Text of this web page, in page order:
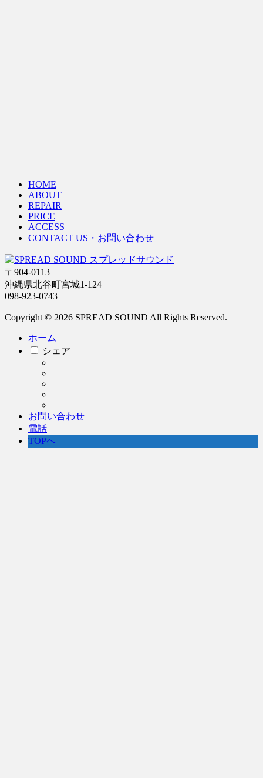
HOME
ABOUT
REPAIR
PRICE
ACCESS
CONTACT US・お問い合わせ
〒904-0113
沖縄県北谷町宮城1-124
098-923-0743
Copyright © 2026 SPREAD SOUND All Rights Reserved.
ホーム
シェア
お問い合わせ
電話
TOPへ